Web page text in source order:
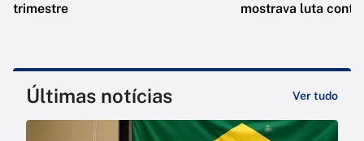
trimestre
mostrava luta
Últimas notícias Ver tudo